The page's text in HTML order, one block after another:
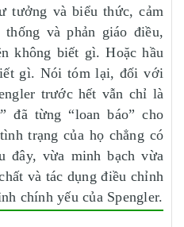
tưởng và biểu thức, cảm
và phản giáo điều,
không biết gì. Hoặc hầu
gì. Nói tóm lại, đối với
trước hết vẫn chỉ là
đã từng “loan báo” cho
trạng của họ chẳng có
đây, vừa minh bạch vừa
và tác dụng điều chỉnh
chính yếu của Spengler.